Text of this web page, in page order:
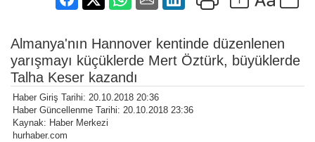
Almanya'nın Hannover kentinde düzenlenen
yarışmayı küçüklerde Mert Öztürk, büyüklerde
Talha Keser kazandı
Haber Giriş Tarihi: 20.10.2018 20:36
Haber Güncellenme Tarihi: 20.10.2018 23:36
Kaynak: Haber Merkezi
hurhaber.com